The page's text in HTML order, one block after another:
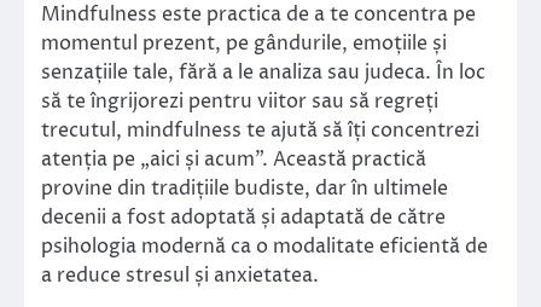
Mindfulness este practica de a te concentra pe
momentul prezent, pe gândurile, emoțiile și
senzațiile tale, fără a le analiza sau judeca. În loc
să te îngrijorezi pentru viitor sau să regreți
trecutul, mindfulness te ajută să îți concentrezi
atenția pe „aici și acum”. Această practică
provine din tradițiile budiste, dar în ultimele
decenii a fost adoptată și adaptată de către
psihologia modernă ca o modalitate eficientă de
a reduce stresul și anxietatea.